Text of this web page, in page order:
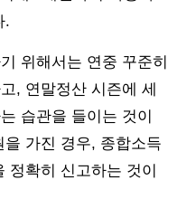
.
위해서는 연중 꾸준히
, 연말정산 시즌에 세
습관을 들이는 것이
가진 경우, 종합소득
확히 신고하는 것이